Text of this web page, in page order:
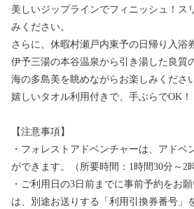
美しいジップラインでフィニッシュ！ス
みください。
さらに、休暇村瀬戸内東予の日帰り入浴
伊予三湯の本谷温泉から引き湯した良質
海の多島美を眺めながらお楽しみくださ
嬉しいタオル利用付きで、手ぶらでOK！
【注意事項】
・フォレストアドベンチャーは、アドベ
ができます。（所要時間：1時間30分～2
・ご利用日の3日前までに事前予約をお
は、別途お送りする「利用引換券番号」